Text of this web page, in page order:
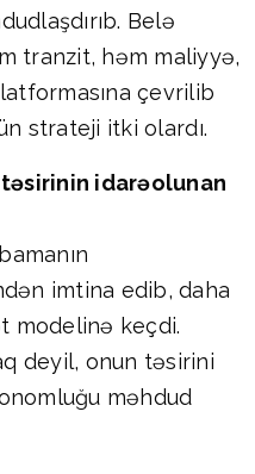
Belə
tranzit, həm maliyyə,
çevrilib
strateji itki olardı.
təsirinin idarəolunan
imtina edib, daha
modelinə keçdi.
deyil, onun təsirini
məhdud